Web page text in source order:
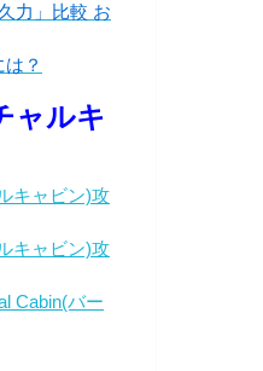
力」比較 お
？
ャルキ
キャビン)攻
キャビン)攻
Cabin(バー